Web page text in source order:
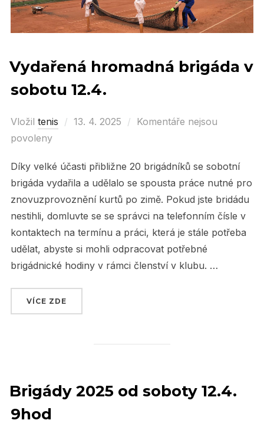
Vydařená hromadná brigáda v
sobotu 12.4.
Vložil tenis
Posted
13. 4. 2025
Komentáře nejsou
povoleny
Díky velké účasti přibližne 20 brigádníků se sobotní
brigáda vydařila a udělalo se spousta práce nutné pro
znovuzprovoznění kurtů po zimě. Pokud jste bridádu
nestihli, domluvte se se správci na telefonním čísle v
kontaktech na termínu a práci, která je stále potřeba
udělat, abyste si mohli odpracovat potřebné
brigádnické hodiny v rámci členství v klubu. …
VÍCE ZDE
Brigády 2025 od soboty 12.4.
9hod